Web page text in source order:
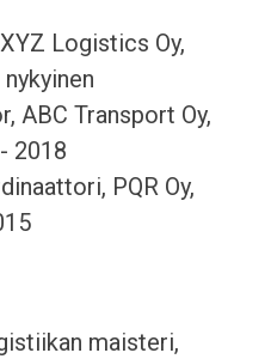
Logistics Oy,
ABC Transport Oy,
2018
PQR Oy,
maisteri,